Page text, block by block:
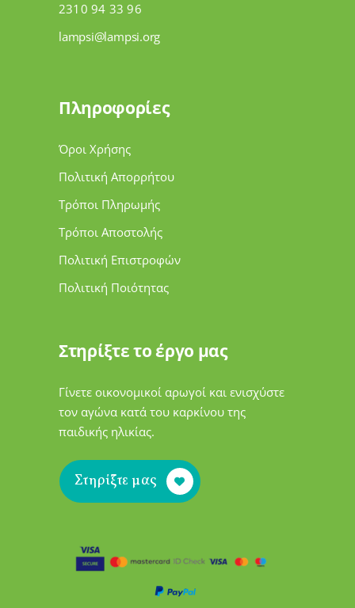
2310 94 33 96
lampsi@lampsi.org
Πληροφορίες
Όροι Χρήσης
Πολιτική Απορρήτου
Τρόποι Πληρωμής
Τρόποι Αποστολής
Πολιτική Επιστροφών
Πολιτική Ποιότητας
Στηρίξτε το έργο μας
Γίνετε οικονομικοί αρωγοί και ενισχύστε
τον αγώνα κατά του καρκίνου της
παιδικής ηλικίας.
Στηρίξτε μας